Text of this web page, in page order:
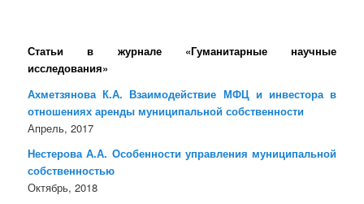
Статьи в журнале «Гуманитарные научные
исследования»
Ахметзянова К.А. Взаимодействие МФЦ и инвестора в
отношениях аренды муниципальной собственности
Апрель, 2017
Нестерова А.А. Особенности управления муниципальной
собственностью
Октябрь, 2018